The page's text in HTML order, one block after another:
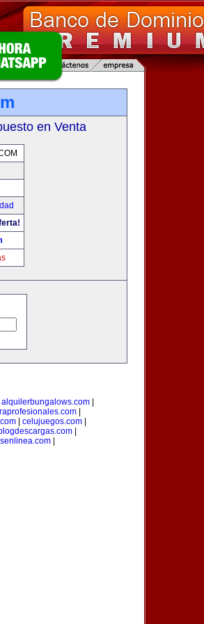
en Venta
alquilerbungalows.com
|
celujuegos.com
|